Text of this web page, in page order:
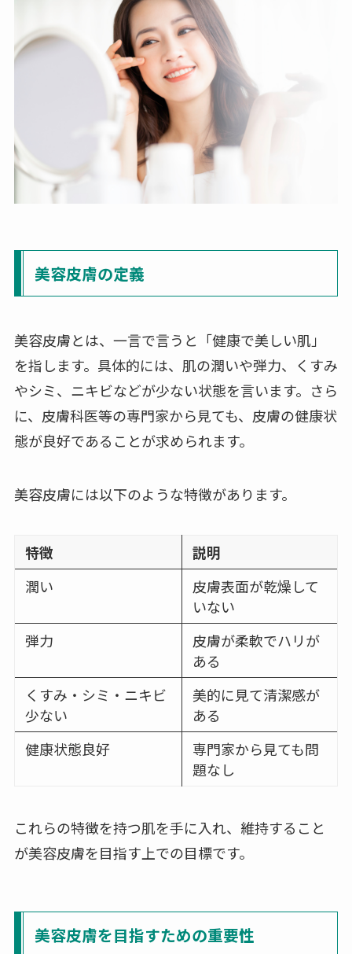
美容皮膚の定義
美容皮膚とは、一言で言うと「健康で美しい肌」
を指します。具体的には、肌の潤いや弾力、くすみ
やシミ、ニキビなどが少ない状態を言います。さら
に、皮膚科医等の専門家から見ても、皮膚の健康状
態が良好であることが求められます。
美容皮膚には以下のような特徴があります。
特徴
説明
潤い
皮膚表面が乾燥して
いない
弾力
皮膚が柔軟でハリが
ある
くすみ・シミ・ニキビ
少ない
美的に見て清潔感が
ある
健康状態良好
専門家から見ても問
題なし
これらの特徴を持つ肌を手に入れ、維持すること
が美容皮膚を目指す上での目標です。
美容皮膚を目指すための重要性